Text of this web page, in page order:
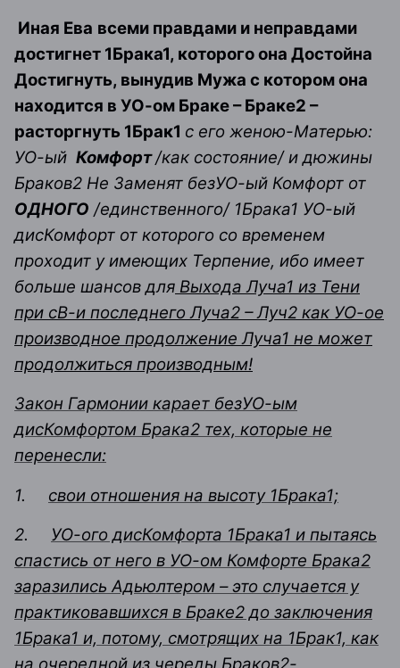
Иная Ева всеми правдами и неправдами
достигнет 1Брака1, которого она Достойна
Достигнуть, вынудив Мужа с котором она
находится в УО-ом Браке – Браке2 –
расторгнуть 1Брак1 с его женою-Матерью:
УО-ый Комфорт/как состояние/ и дюжины
Браков2 Не Заменят безУО-ый Комфорт от
ОДНОГО /единственного/ 1Брака1 УО-ый
дисКомфорт от которого со временем
проходит у имеющих Терпение, ибо имеет
больше шансов для Выхода Луча1 из Тени
при сВ-и последнего Луча2 – Луч2 как УО-ое
производное продолжение Луча1 не может
продолжиться производным!
Закон Гармонии карает безУО-ым
дисКомфортом Брака2 тех, которые не
перенесли:
1.
свои отношения на высоту 1Брака1;
2.
УО-ого дисКомфорта 1Брака1 и пытаясь
спастись от него в УО-ом Комфорте Брака2
заразились Адьюлтером – это случается у
практиковавшихся в Браке2 до заключения
1Брака1 и, потому, смотрящих на 1Брак1, как